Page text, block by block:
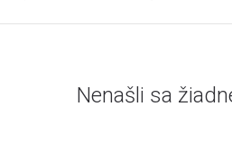
Nenašli sa